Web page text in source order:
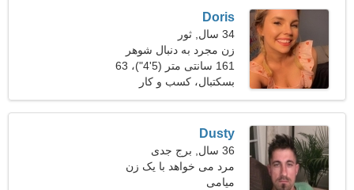
Doris
34 سال, ثور
زن مجرد به دنبال شوهر
161 سانتی متر (5'4")، 63
کیلوگرم (138 پوند)
بسکتبال، کسب و کار
Dusty
36 سال, برج جدی
مرد می خواهد با یک زن
ملاقات کند
میامی